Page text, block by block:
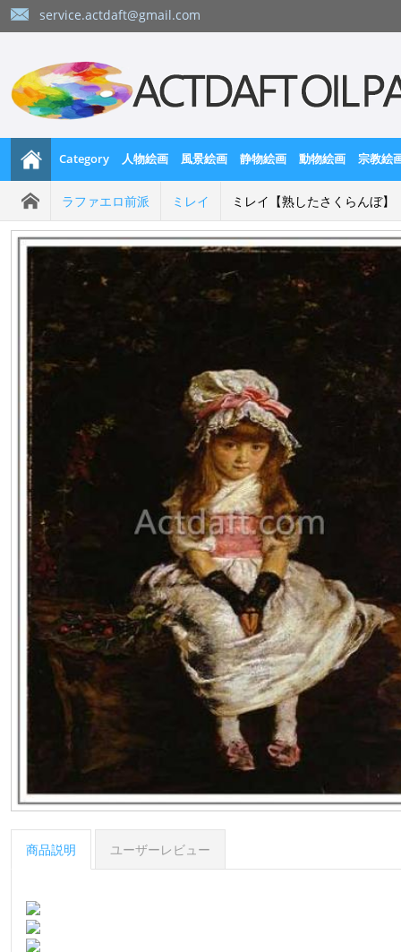
service.actdaft@gmail.com
Category 人物絵画 風景絵画 静物絵画 動物絵画 宗教絵
ラファエロ前派 ミレイ ミレイ【熟したさくらんぼ】
商品説明 ユーザーレビュー